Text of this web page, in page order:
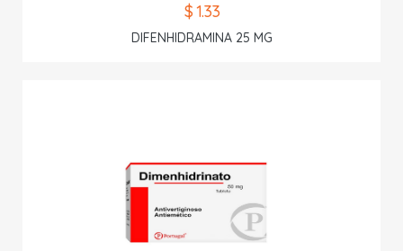
$ 1.33
DIFENHIDRAMINA 25 MG